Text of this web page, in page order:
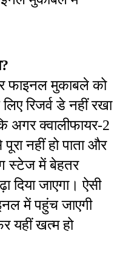
फाइनल मुकाबले को
रिजर्व डे नहीं रखा
अगर क्वालीफायर-2
नहीं हो पाता और
स्टेज में बेहतर
दिया जाएगा। ऐसी
में पहुंच जाएगी
यहीं खत्म हो